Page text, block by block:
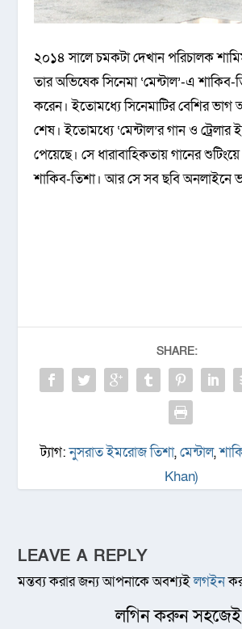
২০১৪ সালে চমকটা দেখান পরিচালক
তার অভিষেক সিনেমা ‘মেন্টাল’-এ শাকিব-
করেন। ইতোমধ্যে সিনেমাটির বেশির ভাগ
শেষ। ইতোমধ্যে ‌‘মেন্টাল’র গান ও ট্রেলার
পেয়েছে। সে ধারাবাহিকতায় গানের
শাকিব-তিশা। আর সে সব ছবি অনলাইনে
SHARE:
ট্যাগ:নুসরাত ইমরোজ তিশা,মেন্টাল,
Khan)
LEAVE A REPLY
মন্তব্য করার জন্য আপনাকে অবশ্যইলগইন
লগিন করুন